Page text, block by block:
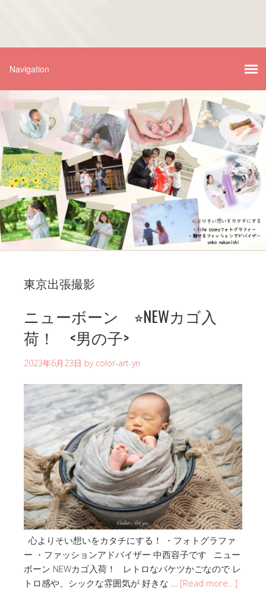
東京出張撮影
ニューボーン ⭐︎NEWカゴ入
荷！ <男の子>
2023年6月23日 by color-art-yn
心よりそい想いをカタチにする！ ・フォトグラファ
ー ・ファッションアドバイザー 中西容子です ニュー
ボーン NEWカゴ入荷！ レトロなバケツかごなので レ
トロ感や、シックな雰囲気が 好きな … [Read more…]